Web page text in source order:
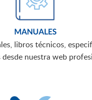
MANUALES
libros técnicos,
desde nuestra web